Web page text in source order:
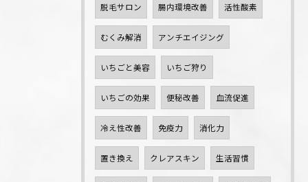
脱毛サロン 腸内環境改善 活性酸素
むくみ解消 アンチエイジング
いちごと美容 いちご狩り
いちごの効果 便秘改善 血流促進
冷え性改善 免疫力 消化力
置き換え クレアスキン 生活習慣